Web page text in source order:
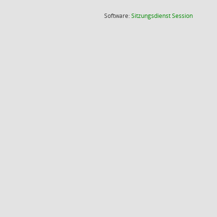
Software:SitzungsdienstSession(Wird in